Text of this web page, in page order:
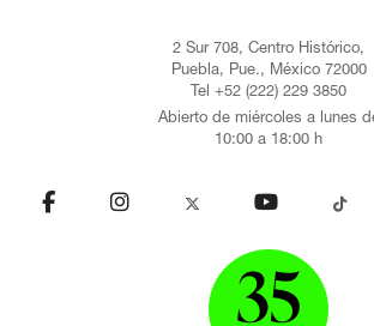
2 Sur 708, Centro Histórico,
Puebla, Pue., México 72000
Tel +52 (222) 229 3850
Abierto de miércoles a lunes
10:00 a 18:00 h